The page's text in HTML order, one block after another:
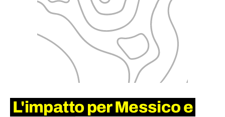
L'impatto per Messico e